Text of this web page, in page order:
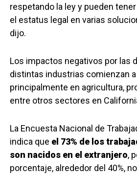
respetando la ley y pueden
el estatus legal en varias
dijo.
Los impactos negativos por las
distintas industrias comienzan
principalmente en agricultura,
entre otros sectores en
La Encuesta Nacional de
indica que el 73% de los
son nacidos en el extranjero,
porcentaje, alrededor del 40%,